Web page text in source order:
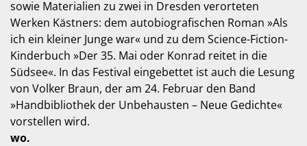
sowie Materialien zu zwei in Dresden verorteten
Werken Kästners: dem autobiografischen Roman »Als
ich ein kleiner Junge war« und zu dem Science-Fiction-
Kinderbuch »Der 35. Mai oder Konrad reitet in die
Südsee«. In das Festival eingebettet ist auch die Lesung
von Volker Braun, der am 24. Februar den Band
»Handbibliothek der Unbehausten – Neue Gedichte«
vorstellen wird.
wo.